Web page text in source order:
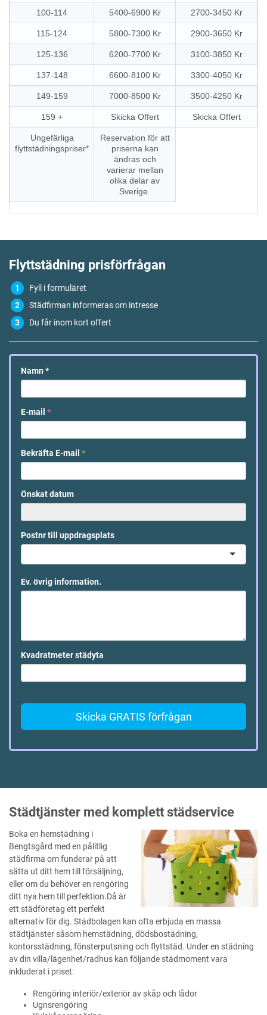
100-114 5400-6900 Kr 2700-3450 Kr
115-124 5800-7300 Kr 2900-3650 Kr
125-136 6200-7700 Kr 3100-3850 Kr
137-148 6600-8100 Kr 3300-4050 Kr
149-159 7000-8500 Kr 3500-4250 Kr
159 + Skicka Offert Skicka Offert
Ungefärliga
flyttstädningspriser*
Reservation för att
priserna kan
ändras och
varierar mellan
olika delar av
Sverige.
Flyttstädning prisförfrågan
Fyll i formuläret
Städfirman informeras om intresse
Du får inom kort offert
Namn *
E-mail *
Bekräfta E-mail *
Önskat datum
Postnr till uppdragsplats
Ev. övrig information.
Kvadratmeter städyta
Skicka GRATIS förfrågan
Städtjänster med komplett städservice
Boka en hemstädning i
Bengtsgård med en pålitlig
städfirma om funderar på att
sätta ut ditt hem till försäljning,
eller om du behöver en rengöring
ditt nya hem till perfektion.Då är
ett städföretag ett perfekt
alternativ för dig. Städbolagen kan ofta erbjuda en massa
städtjänster såsom hemstädning, dödsbostädning,
kontorsstädning, fönsterputsning och flyttstäd. Under en städning
av din villa/lägenhet/radhus kan följande städmoment vara
inkluderat i priset:
Rengöring interiör/exteriör av skåp och lådor
Ugnsrengöring